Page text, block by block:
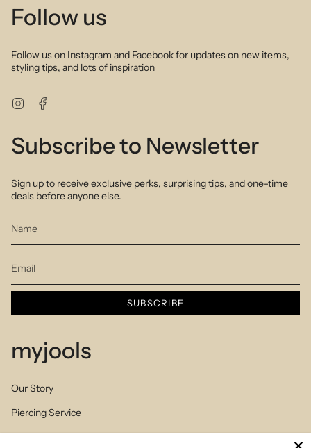
Follow us
Follow us on Instagram and Facebook for updates on new items,
styling tips, and lots of inspiration
Instagram
Subscribe to Newsletter
Sign up to receive exclusive perks, surprising tips, and one-time
deals before anyone else.
SUBSCRIBE
myjools
Our Story
Piercing Service
Members Club